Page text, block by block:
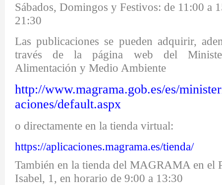
Sábados, Domingos y Festivos: de 11:00 a
21:30
Las publicaciones se pueden adquirir,
través de la página web del
Alimentación y Medio Ambiente
http://www.magrama.gob.es/es/
aciones/default.aspx
o directamente en la tienda virtual:
https://aplicaciones.magrama.es/tienda/
También en la tienda del MAGRAMA en el
Isabel, 1, en horario de 9:00 a 13:30